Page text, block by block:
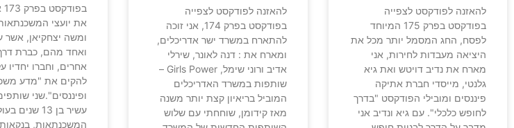
להאזנה לפודקסט לצפייה
בפודקסט בפרק 175 המיוחד
לפסח, החג המסמל יותר מכל את
היציאה מעבדות לחירות, אני
מארח את נדיב דויטש ואת גיא
גלנטי, מייסדי חברת אתיקה
פיננסים ומובילי הפודקסט "בדרך
לחופש כלכלי". עם גיא ונדיב אני
להאזנה לפודקסט לצפייה
בפודקסט בפרק 174, אני זוכה
להתארח במשרד ישר אדריכלים,
ומארח את : דנה לאונר, שירלי
אדיב ורוני שימל, Girls Power –
שותפות במשרד האדריכלים
המוביל בריאיון קצת יותר משנה
מאז קידומן, שוחחתי עם שלוש
את יועצי
ומשה יצחקיאן, אשר
ואחד מהם, כברת
אחרים, וחברו יחדיו
להקים את "מדע
ופיננסים".שני
עשיר בן 13 שנים
המשכנתאות, בנקאות